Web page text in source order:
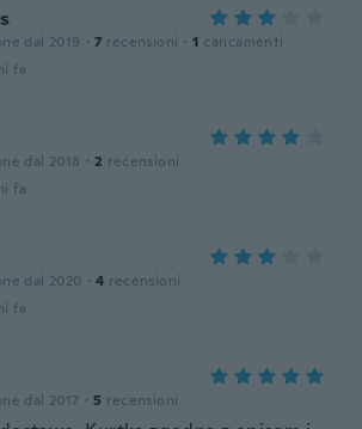
dal 2019 · 7 recensioni · 1 caricamenti
fa
dal 2018 · 2 recensioni
fa
dal 2020 · 4 recensioni
fa
dal 2017 · 5 recensioni